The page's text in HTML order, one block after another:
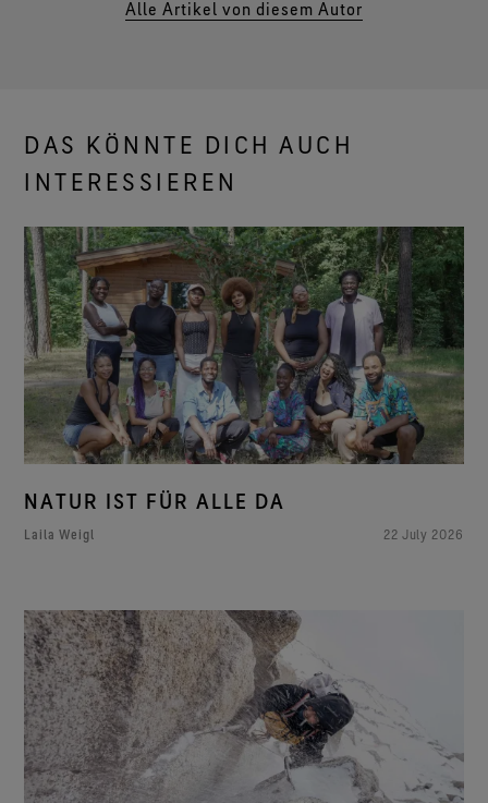
Alle Artikel von diesem Autor
DAS KÖNNTE DICH AUCH
INTERESSIEREN
NATUR IST FÜR ALLE DA
Laila Weigl 22 July 2026